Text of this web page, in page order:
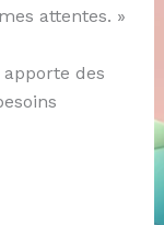
attentes. »
des